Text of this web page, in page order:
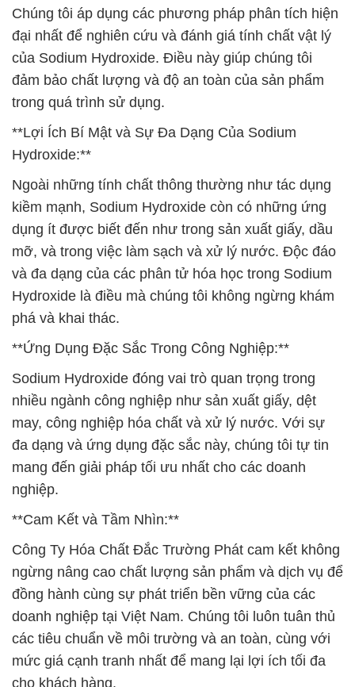
Chúng tôi áp dụng các phương pháp phân tích hiện
đại nhất để nghiên cứu và đánh giá tính chất vật lý
của Sodium Hydroxide. Điều này giúp chúng tôi
đảm bảo chất lượng và độ an toàn của sản phẩm
trong quá trình sử dụng.
**Lợi Ích Bí Mật và Sự Đa Dạng Của Sodium
Hydroxide:**
Ngoài những tính chất thông thường như tác dụng
kiềm mạnh, Sodium Hydroxide còn có những ứng
dụng ít được biết đến như trong sản xuất giấy, dầu
mỡ, và trong việc làm sạch và xử lý nước. Độc đáo
và đa dạng của các phân tử hóa học trong Sodium
Hydroxide là điều mà chúng tôi không ngừng khám
phá và khai thác.
**Ứng Dụng Đặc Sắc Trong Công Nghiệp:**
Sodium Hydroxide đóng vai trò quan trọng trong
nhiều ngành công nghiệp như sản xuất giấy, dệt
may, công nghiệp hóa chất và xử lý nước. Với sự
đa dạng và ứng dụng đặc sắc này, chúng tôi tự tin
mang đến giải pháp tối ưu nhất cho các doanh
nghiệp.
**Cam Kết và Tầm Nhìn:**
Công Ty Hóa Chất Đắc Trường Phát cam kết không
ngừng nâng cao chất lượng sản phẩm và dịch vụ để
đồng hành cùng sự phát triển bền vững của các
doanh nghiệp tại Việt Nam. Chúng tôi luôn tuân thủ
các tiêu chuẩn về môi trường và an toàn, cùng với
mức giá cạnh tranh nhất để mang lại lợi ích tối đa
cho khách hàng.